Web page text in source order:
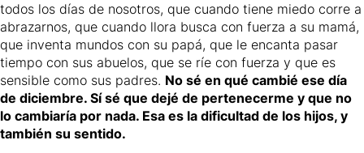
todos los días de nosotros, que cuando tiene miedo corre a
abrazarnos, que cuando llora busca con fuerza a su mamá,
que inventa mundos con su papá, que le encanta pasar
tiempo con sus abuelos, que se ríe con fuerza y que es
sensible como sus padres. No sé en qué cambié ese día
de diciembre. Sí sé que dejé de pertenecerme y que no
lo cambiaría por nada. Esa es la dificultad de los hijos, y
también su sentido.